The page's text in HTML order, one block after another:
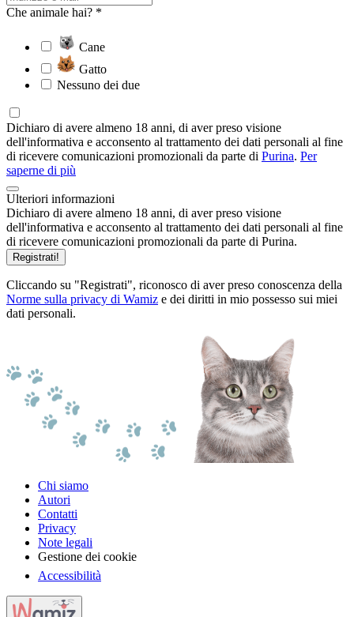
Che animale hai? *
Cane
Gatto
Nessuno dei due
Dichiaro di avere almeno 18 anni, di aver preso visione
dell'informativa e acconsento al trattamento dei dati personali al fine
di ricevere comunicazioni promozionali da parte di Purina. Per
saperne di più
Ulteriori informazioni
Dichiaro di avere almeno 18 anni, di aver preso visione
dell'informativa e acconsento al trattamento dei dati personali al fine
di ricevere comunicazioni promozionali da parte di Purina.
Registrati!
Cliccando su "Registrati", riconosco di aver preso conoscenza della
Norme sulla privacy di Wamiz e dei diritti in mio possesso sui miei
dati personali.
Chi siamo
Autori
Contatti
Privacy
Note legali
Gestione dei cookie
Accessibilità